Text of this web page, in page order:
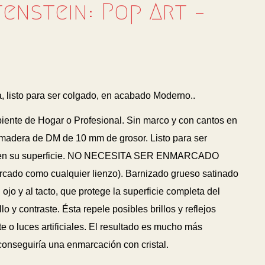
Pop Art –
listo para ser colgado, en acabado Moderno..
de Hogar o Profesional. Sin marco y con cantos en
de DM de 10 mm de grosor. Listo para ser
su superficie. NO NECESITA SER ENMARCADO
como cualquier lienzo). Barnizado grueso satinado
y al tacto, que protege la superficie completa del
y contraste. Ésta repele posibles brillos y reflejos
o luces artificiales. El resultado es mucho más
una enmarcación con cristal.